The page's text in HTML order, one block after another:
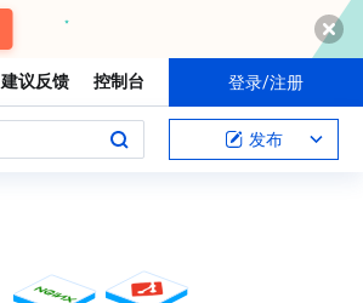
建议反馈 控制台 登录/注册
发布